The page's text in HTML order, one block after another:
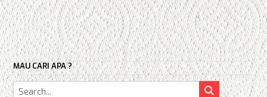
MAU CARI APA ?